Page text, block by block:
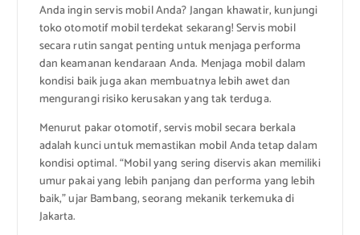
Anda ingin servis mobil Anda? Jangan khawatir, kunjungi
toko otomotif mobil terdekat sekarang! Servis mobil
secara rutin sangat penting untuk menjaga performa
dan keamanan kendaraan Anda. Menjaga mobil dalam
kondisi baik juga akan membuatnya lebih awet dan
mengurangi risiko kerusakan yang tak terduga.
Menurut pakar otomotif, servis mobil secara berkala
adalah kunci untuk memastikan mobil Anda tetap dalam
kondisi optimal. “Mobil yang sering diservis akan memiliki
umur pakai yang lebih panjang dan performa yang lebih
baik,” ujar Bambang, seorang mekanik terkemuka di
Jakarta.